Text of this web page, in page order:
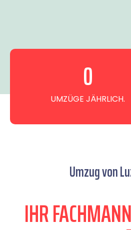
UMZÜGE JÄHRLICH.
0
Umzug von
IHR